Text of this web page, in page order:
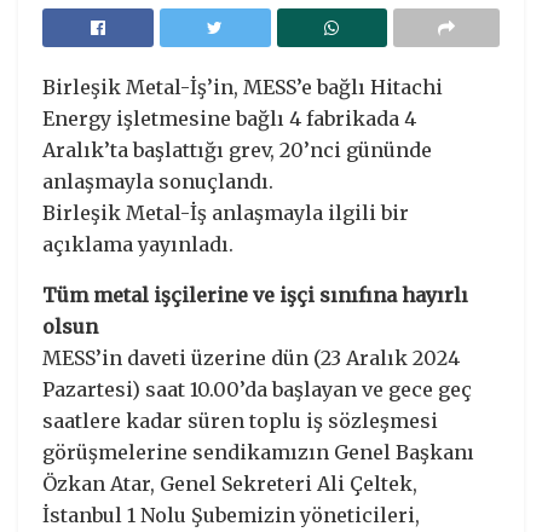
Birleşik Metal-İş’in, MESS’e bağlı Hitachi
Energy işletmesine bağlı 4 fabrikada 4
Aralık’ta başlattığı grev, 20’nci gününde
anlaşmayla sonuçlandı.
Birleşik Metal-İş anlaşmayla ilgili bir
açıklama yayınladı.
Tüm metal işçilerine ve işçi sınıfına hayırlı
olsun
MESS’in daveti üzerine dün (23 Aralık 2024
Pazartesi) saat 10.00’da başlayan ve gece geç
saatlere kadar süren toplu iş sözleşmesi
görüşmelerine sendikamızın Genel Başkanı
Özkan Atar, Genel Sekreteri Ali Çeltek,
İstanbul 1 Nolu Şubemizin yöneticileri,